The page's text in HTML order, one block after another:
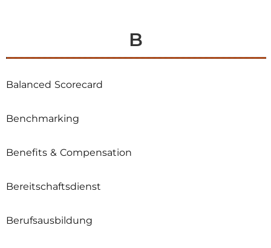
B
Balanced Scorecard
Benchmarking
Benefits & Compensation
Bereitschaftsdienst
Berufsausbildung